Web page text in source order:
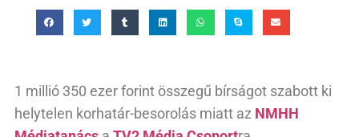
1 millió 350 ezer forint összegű bírságot szabott ki
helytelen korhatár-besorolás miatt az NMHH